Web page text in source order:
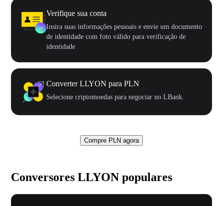
Verifique sua conta
Insira suas informações pessoais e envie um documento
de identidade com foto válido para verificação de
identidade
Converter LLYON para PLN
Selecione criptomoedas para negociar no LBank.
Compre PLN agora
Conversores LLYON populares